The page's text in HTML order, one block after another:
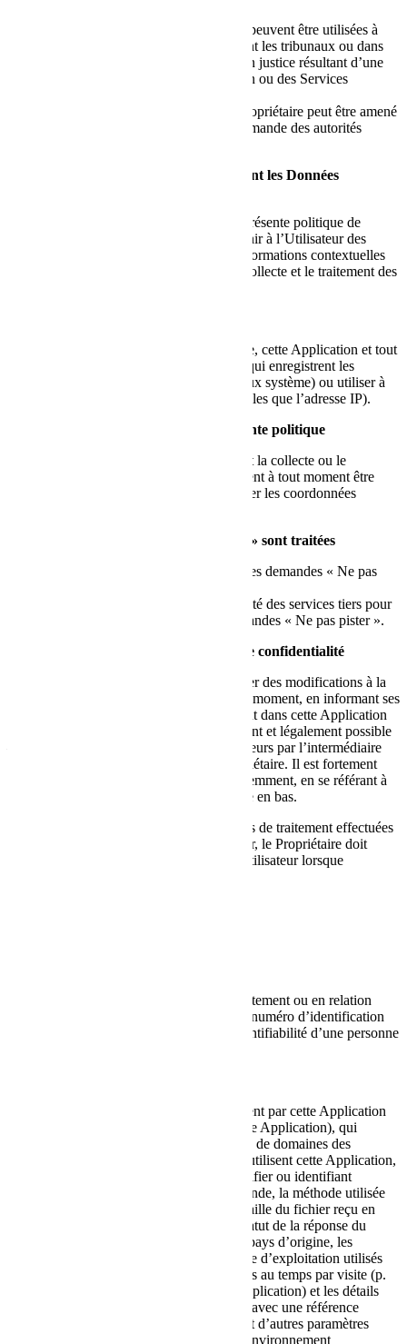
Les Données personnelles de l’Utilisateur peuvent être utilisées à
des fins juridiques par le Propriétaire devant les tribunaux ou dans
les étapes pouvant conduire à une action en justice résultant d’une
utilisation inappropriée de cette Application ou des Services
L’Utilisateur est conscient du fait que le Propriétaire peut être amené
à révéler des Données personnelles à la demande des autorités
Informations supplémentaires concernant les Données
Outre les informations contenues dans la présente politique de
confidentialité, cette Application peut fournir à l’Utilisateur des
renseignements complémentaires et des informations contextuelles
concernant des services particuliers ou la collecte et le traitement des
À des fins d’exploitation et de maintenance, cette Application et tout
service tiers peuvent collecter des fichiers qui enregistrent les
interactions avec cette Application (journaux système) ou utiliser à
cette fin d’autres Données personnelles (telles que l’adresse IP).
Informations non incluses dans la présente politique
De plus amples renseignements concernant la collecte ou le
traitement des Données personnelles peuvent à tout moment être
demandés au Propriétaire. Veuillez consulter les coordonnées
Comment les demandes « Ne pas pister » sont traitées
Cette Application ne prend pas en charge les demandes « Ne pas
Référez-vous à la politique de confidentialité des services tiers pour
déterminer s’ils acceptent ou non aux demandes « Ne pas pister ».
Modifications de la présente politique de confidentialité
Le Propriétaire se réserve le droit d’apporter des modifications à la
présente politique de confidentialité, à tout moment, en informant ses
Utilisateurs sur cette page et éventuellement dans cette Application
ou – pour autant que cela soit techniquement et légalement possible
– en envoyant une notification aux Utilisateurs par l’intermédiaire
des coordonnées disponibles pour le Propriétaire. Il est fortement
recommandé de consulter cette page fréquemment, en se référant à
la date de la dernière modification indiquée en bas.
Si les modifications influencent les activités de traitement effectuées
sur la base du consentement de l’Utilisateur, le Propriétaire doit
recueillir un nouveau consentement de l’Utilisateur lorsque
Toute information qui, directement, indirectement ou en relation
avec d’autres informations – y compris un numéro d’identification
personnel – permet l’identification ou l’identifiabilité d’une personne
Les informations collectées automatiquement par cette Application
(ou par des services tiers employés par cette Application), qui
peuvent inclure les adresses IP ou les noms de domaines des
ordinateurs utilisés par les Utilisateurs qui utilisent cette Application,
les adresses URI (Uniform Resource Identifier ou identifiant
uniforme de ressource), l’heure de la demande, la méthode utilisée
pour soumettre la demande au serveur, la taille du fichier reçu en
réponse, le code numérique indiquant le statut de la réponse du
serveur (résultat favorable, erreur, etc.), le pays d’origine, les
caractéristiques du navigateur et du système d’exploitation utilisés
par l’Utilisateur, les différents détails relatifs au temps par visite (p.
ex. temps passé sur chaque page dans l’Application) et les détails
relatifs au chemin suivi dans l’Application avec une référence
spéciale à la séquence des pages visitées, et d’autres paramètres
concernant le système d’exploitation ou l’environnement